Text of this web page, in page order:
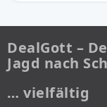
DealGott –
Jagd nach
… vielfältig